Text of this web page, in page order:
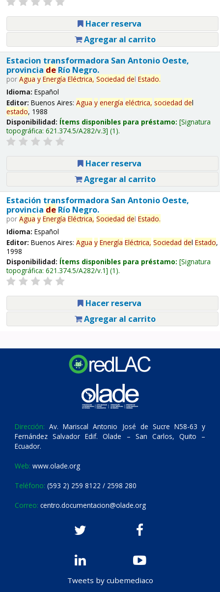
Hacer reserva
Agregar al carrito
Estacion transformadora San Antonio Oeste,
provincia deRío Negro.
por Agua y Energía Eléctrica, Sociedad del Estado.
Idioma: Español
Editor: Buenos Aires: Agua y energía eléctrica, sociedad del
estado, 1988
Disponibilidad: Ítems disponibles para préstamo: Signatura
topográfica: 621.374.5/A282/v.3 (1).
Hacer reserva
Agregar al carrito
Estación transformadora San Antonio Oeste,
provincia deRío Negro.
por Agua y Energía Eléctrica, Sociedad del Estado.
Idioma: Español
Editor: Buenos Aires: Agua y Energía Eléctrica, Sociedad del Estado,
1998
Disponibilidad: Ítems disponibles para préstamo: Signatura
topográfica: 621.374.5/A282/v.1 (1).
Hacer reserva
Agregar al carrito
Dirección: Av. Mariscal Antonio José de Sucre N58-63 y
Fernández Salvador Edif. Olade – San Carlos, Quito –
Ecuador.
Web: www.olade.org
Teléfono: (593 2) 259 8122 / 2598 280
Correo: centro.documentacion@olade.org
Tweets by cubemediaco